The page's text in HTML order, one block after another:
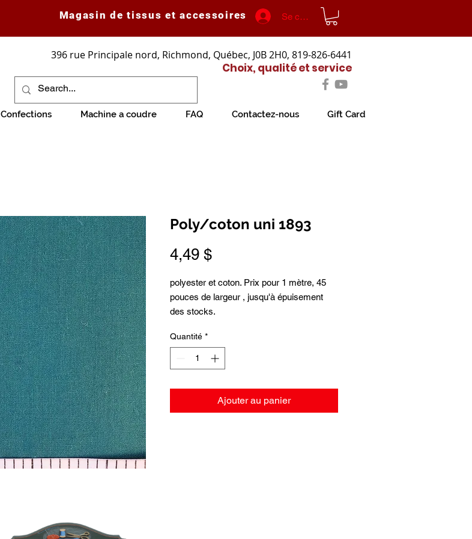
Magasin de tissus et accessoires Se connecter
396 rue Principale nord, Richmond, Québec, J0B 2H0, 819-826-6441
Choix, qualité et service
Confections Machine a coudre FAQ Contactez-nous Gift Card
Poly/coton uni 1893
4,49 $Prix
polyester et coton. Prix pour 1 mètre, 45
pouces de largeur , jusqu'à épuisement
des stocks.
Quantité *
Ajouter au panier